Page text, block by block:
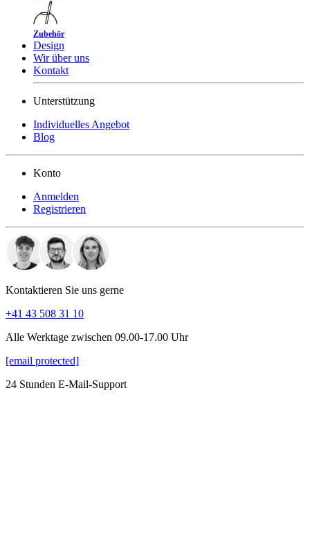
Zubehör
Design
Wir über uns
Kontakt
Unterstützung
Individuelles Angebot
Blog
Konto
Anmelden
Registrieren
Kontaktieren Sie uns gerne
+41 43 508 31 10
Alle Werktage zwischen 09.00-17.00 Uhr
[email protected]
24 Stunden E-Mail-Support